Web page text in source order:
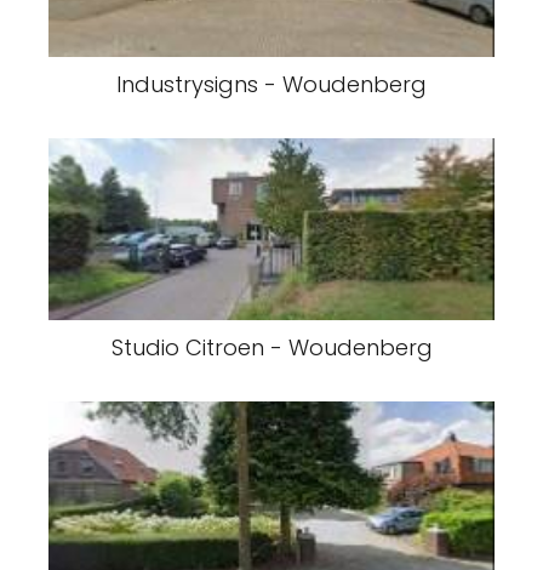
Industrysigns - Woudenberg
Studio Citroen - Woudenberg